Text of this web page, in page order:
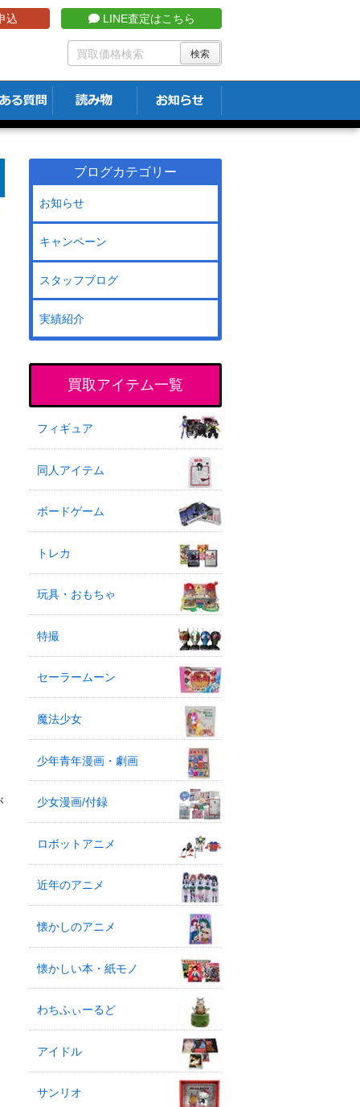
込 LINE査定はこちら
ブログカテゴリー
お知らせ
キャンペーン
スタッフブログ
実績紹介
買取アイテム一覧
フィギュア
同人アイテム
ボードゲーム
トレカ
玩具・おもちゃ
特撮
セーラームーン
魔法少女
少年青年漫画・劇画
少女漫画/付録
ロボットアニメ
近年のアニメ
懐かしのアニメ
懐かしい本・紙モノ
わちふぃーるど
アイドル
サンリオ